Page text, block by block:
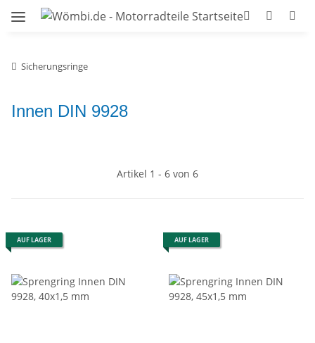
Sicherungsringe
Innen DIN 9928
Artikel 1 - 6 von 6
AUF LAGER AUF LAGER